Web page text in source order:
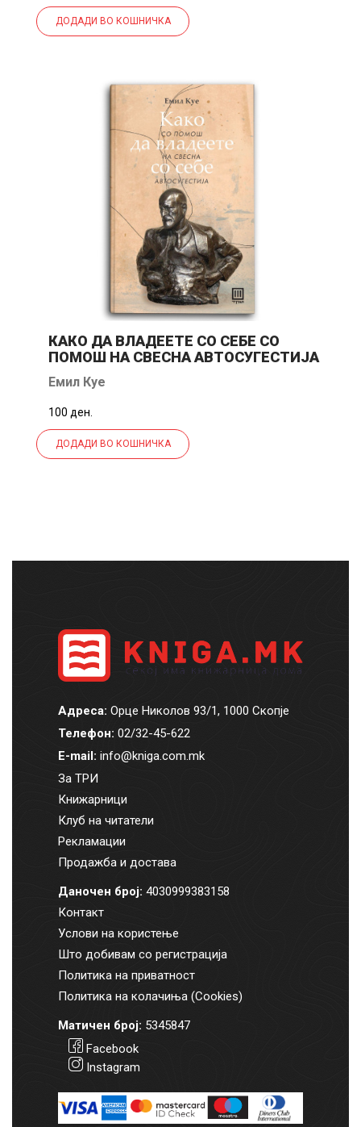
ДОДАДИ ВО КОШНИЧКА
КАКО ДА ВЛАДЕЕТЕ СО СЕБЕ СО
ПОМОШ НА СВЕСНА АВТОСУГЕСТИЈА
Емил Куе
100 ден.
ДОДАДИ ВО КОШНИЧКА
Адреса: Орце Николов 93/1, 1000 Скопје
Телефон: 02/32-45-622
E-mail: info@kniga.com.mk
За ТРИ
Книжарници
Клуб на читатели
Рекламации
Продажба и достава
Даночен број: 4030999383158
Контакт
Услови на користење
Што добивам со регистрација
Политика на приватност
Политика на колачиња (Cookies)
Матичен број: 5345847
Facebook
Instagram